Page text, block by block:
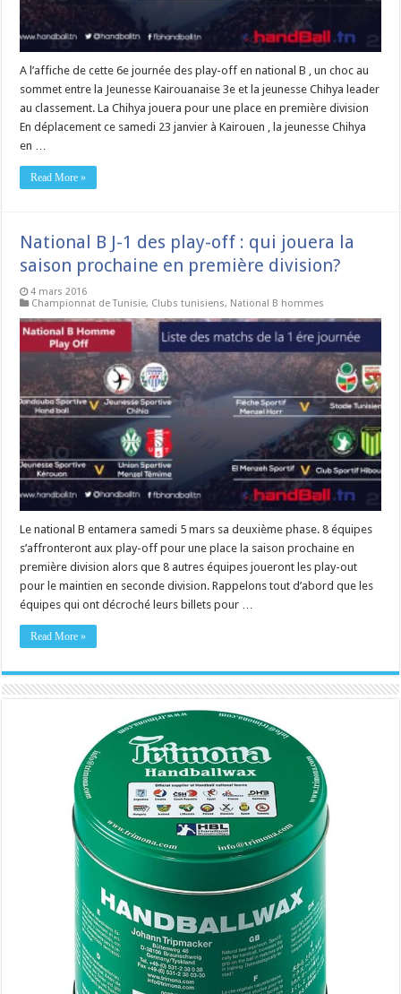
A l’affiche de cette 6e journée des play-off en national B , un choc au
sommet entre la Jeunesse Kairouanaise 3e et la jeunesse Chihya leader
au classement. La Chihya jouera pour une place en première division
En déplacement ce samedi 23 janvier à Kairouen , la jeunesse Chihya
en …
Read More »
National B J-1 des play-off : qui jouera la
saison prochaine en première division?
4 mars 2016
Championnat de Tunisie, Clubs tunisiens, National B hommes
Le national B entamera samedi 5 mars sa deuxième phase. 8 équipes
s’affronteront aux play-off pour une place la saison prochaine en
première division alors que 8 autres équipes joueront les play-out
pour le maintien en seconde division. Rappelons tout d’abord que les
équipes qui ont décroché leurs billets pour …
Read More »